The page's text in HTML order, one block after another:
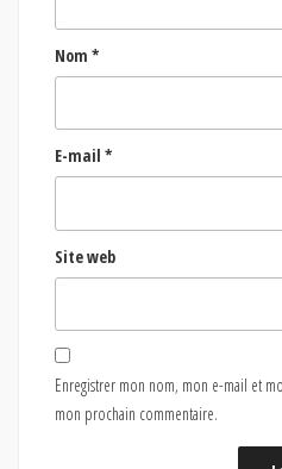
Nom *
E-mail *
Site web
Enregistrer mon nom, mon e-mail et
mon prochain commentaire.